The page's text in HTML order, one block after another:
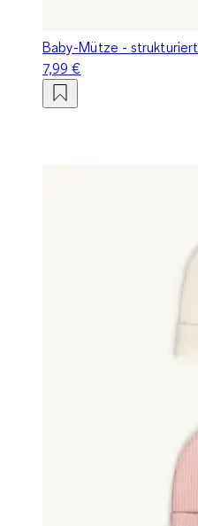
Baby-Mütze - strukturiert
7,99 €